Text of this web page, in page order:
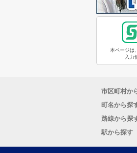
本ページは
入力
市区町村か
町名から探
路線から探
駅から探す